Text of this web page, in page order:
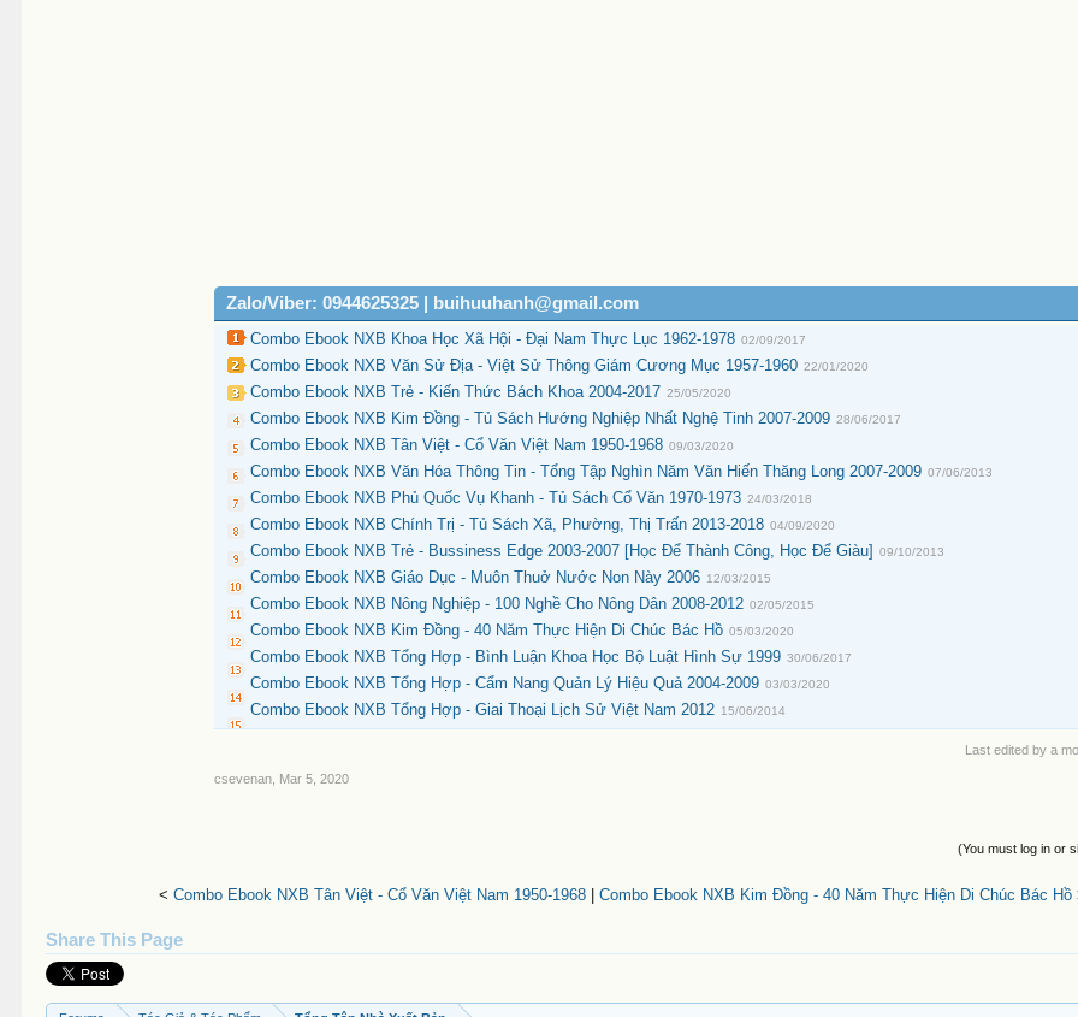
Zalo/Viber: 0944625325 | buihuuhanh@gmail.com
Combo Ebook NXB Khoa Học Xã Hội - Đại Nam Thực Lục 1962-1978 02/09/2017
Combo Ebook NXB Văn Sử Địa - Việt Sử Thông Giám Cương Mục 1957-1960 22/01/2020
Combo Ebook NXB Trẻ - Kiến Thức Bách Khoa 2004-2017 25/05/2020
Combo Ebook NXB Kim Đồng - Tủ Sách Hướng Nghiệp Nhất Nghệ Tinh 2007-2009 28/06/2017
Combo Ebook NXB Tân Việt - Cổ Văn Việt Nam 1950-1968 09/03/2020
Combo Ebook NXB Văn Hóa Thông Tin - Tổng Tập Nghìn Năm Văn Hiến Thăng Long 2007-2009 07/06/2013
Combo Ebook NXB Phủ Quốc Vụ Khanh - Tủ Sách Cổ Văn 1970-1973 24/03/2018
Combo Ebook NXB Chính Trị - Tủ Sách Xã, Phường, Thị Trấn 2013-2018 04/09/2020
Combo Ebook NXB Trẻ - Bussiness Edge 2003-2007 [Học Để Thành Công, Học Để Giàu] 09/10/2013
Combo Ebook NXB Giáo Dục - Muôn Thuở Nước Non Này 2006 12/03/2015
Combo Ebook NXB Nông Nghiệp - 100 Nghề Cho Nông Dân 2008-2012 02/05/2015
Combo Ebook NXB Kim Đồng - 40 Năm Thực Hiện Di Chúc Bác Hồ 05/03/2020
Combo Ebook NXB Tổng Hợp - Bình Luận Khoa Học Bộ Luật Hình Sự 1999 30/06/2017
Combo Ebook NXB Tổng Hợp - Cẩm Nang Quản Lý Hiệu Quả 2004-2009 03/03/2020
Combo Ebook NXB Tổng Hợp - Giai Thoại Lịch Sử Việt Nam 2012 15/06/2014
Last edited by a
csevenan
Mar 5, 2020
(You must log in or
< Combo Ebook NXB Tân Việt - Cổ Văn Việt Nam 1950-1968| Combo Ebook NXB Kim Đồng - 40 Năm Thực Hiện Di Chúc Bác Hồ
Share This Page